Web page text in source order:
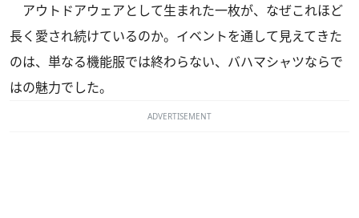
アウトドアウェアとして生まれた一枚が、なぜこれほど
長く愛され続けているのか。イベントを通して見えてきた
のは、単なる機能服では終わらない、バハマシャツならで
はの魅力でした。
ADVERTISEMENT